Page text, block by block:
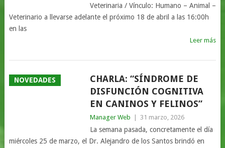
Veterinaria / Vínculo: Humano – Animal –
Veterinario a llevarse adelante el próximo 18 de abril a las 16:00h
en las
Leer más
NOVEDADES
CHARLA: “SÍNDROME DE
DISFUNCIÓN COGNITIVA
EN CANINOS Y FELINOS”
Manager Web 31 marzo, 2026
La semana pasada, concretamente el día
miércoles 25 de marzo, el Dr. Alejandro de los Santos brindó en